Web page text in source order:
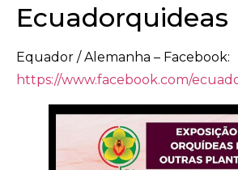
Ecuadorquideas
Equador / Alemanha – Facebook:
https://www.facebook.com/